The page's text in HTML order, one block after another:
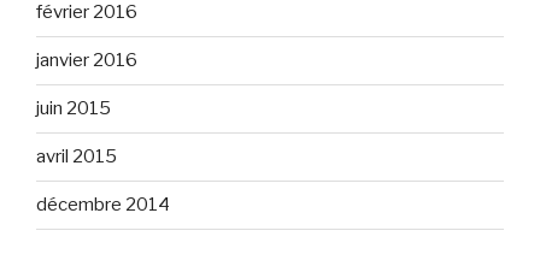
février 2016
janvier 2016
juin 2015
avril 2015
décembre 2014